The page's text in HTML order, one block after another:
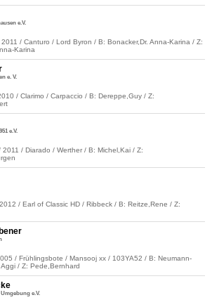
e.V.
/ Canturo / Lord Byron / B: Bonacker,Dr. Anna-Karina / Z:
Karina
e. V.
/ Clarimo / Carpaccio / B: Dereppe,Guy / Z:
e.V.
/ Diarado / Werther / B: Michel,Kai / Z:
/ Earl of Classic HD / Ribbeck / B: Reitze,Rene / Z:
/ Frühlingsbote / Mansooj xx / 103YA52 / B: Neumann-
Aggi / Z: Pede,Bernhard
e.V.